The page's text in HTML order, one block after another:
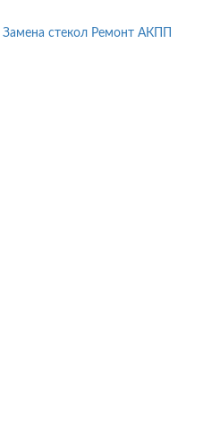
Замена стекол Ремонт АКПП